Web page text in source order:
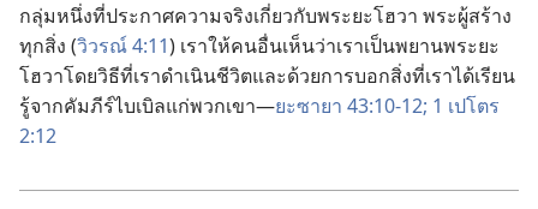
กลุ่ม​หนึ่ง​ที่​ประกาศ​ความ​จริง​เกี่ยว​กับ​พระ​ยะโฮวา พระ​ผู้​สร้าง​
ทุก​สิ่ง (วิวรณ์ 4:11) เรา​ให้​คน​อื่น​เห็น​ว่า​เรา​เป็น​พยาน​พระ​ยะ
โฮวา​โดย​วิธี​ที่​เรา​ดำเนิน​ชีวิต​และ​ด้วย​การ​บอก​สิ่ง​ที่​เรา​ได้​เรียน​
รู้​จาก​คัมภีร์​ไบเบิล​แก่​พวก​เขา—ยะซายา 43:10-12; 1 เปโตร
2:12